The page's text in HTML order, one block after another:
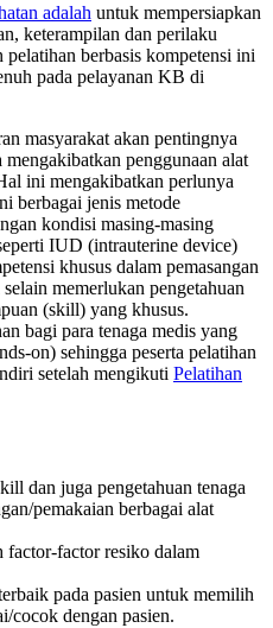
adalah untuk mempersiapkan
keterampilan dan perilaku
berbasis kompetensi ini
pada pelayanan KB di
masyarakat akan pentingnya
penggunaan alat
ini mengakibatkan perlunya
berbagai jenis metode
kondisi masing-masing
IUD (intrauterine device)
khusus dalam pemasangan
memerlukan pengetahuan
(skill) yang khusus.
bagi para tenaga medis yang
on) sehingga peserta pelatihan
setelah mengikuti Pelatihan
dan juga pengetahuan tenaga
pemakaian berbagai alat
factor-factor resiko dalam
pada pasien untuk memilih
cocok dengan pasien.